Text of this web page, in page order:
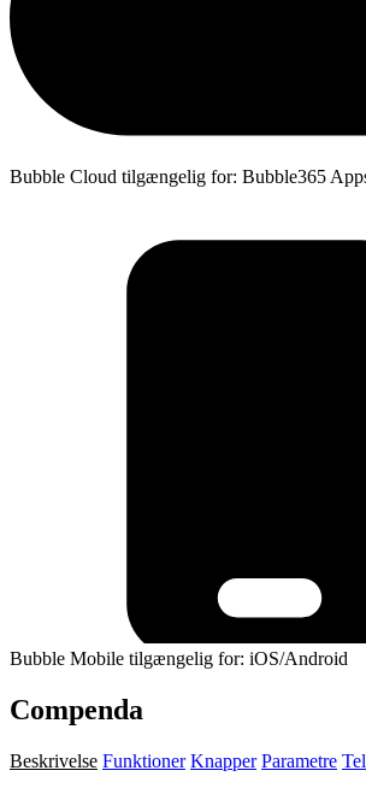
Bubble Cloud tilgængelig for: Bubble365
Bubble Mobile tilgængelig for: iOS/Android
Compenda
Beskrivelse Funktioner Knapper Parametre